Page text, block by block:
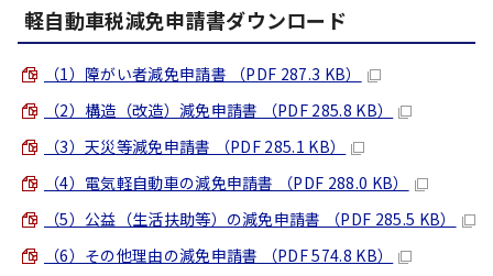
軽自動車税減免申請書ダウンロード
（1）障がい者減免申請書 （PDF 287.3 KB）
（2）構造（改造）減免申請書 （PDF 285.8 KB）
（3）天災等減免申請書 （PDF 285.1 KB）
（4）電気軽自動車の減免申請書 （PDF 288.0 KB）
（5）公益（生活扶助等）の減免申請書 （PDF 285.5 KB）
（6）その他理由の減免申請書 （PDF 574.8 KB）